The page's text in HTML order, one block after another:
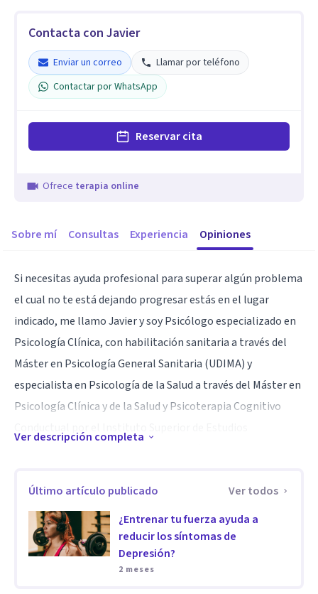
Contacta con Javier
Enviar un correo
Llamar por teléfono
Contactar por WhatsApp
Reservar cita
Ofrece terapia online
Sobre mí Consultas Experiencia Opiniones
Si necesitas ayuda profesional para superar algún problema
el cual no te está dejando progresar estás en el lugar
indicado, me llamo Javier y soy Psicólogo especializado en
Psicología Clínica, con habilitación sanitaria a través del
Máster en Psicología General Sanitaria (UDIMA) y
especialista en Psicología de la Salud a través del Máster en
Psicología Clínica y de la Salud y Psicoterapia Cognitivo
Durante nuestra vida encontramos situaciones que afectan
a nuestro bienestar psicológico y emocional y a su quehacer
cotidiano, son momentos en los que la ayuda de un
profesional de la psicología es verdaderamente útil para así
Ver descripción completa
Último artículo publicado
Ver todos
¿Entrenar tu fuerza ayuda a
reducir los síntomas de
Depresión?
2 meses